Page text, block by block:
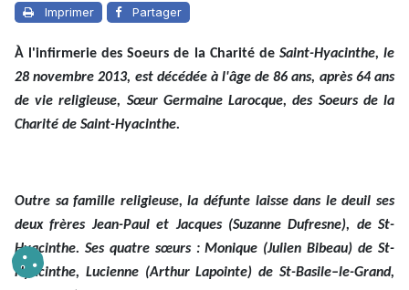
Imprimer Partager
À l'infirmerie des Soeurs de la Charité de Saint-Hyacinthe, le
28 novembre 2013, est décédée à l'âge de 86 ans, après 64 ans
de vie religieuse, Sœur Germaine Larocque, des Soeurs de la
Charité de Saint-Hyacinthe.
Outre sa famille religieuse, la défunte laisse dans le deuil ses
deux frères Jean-Paul et Jacques (Suzanne Dufresne), de St-
Hyacinthe. Ses quatre sœurs : Monique (Julien Bibeau) de St-
Hyacinthe, Lucienne (Arthur Lapointe) de St-Basile–le-Grand,